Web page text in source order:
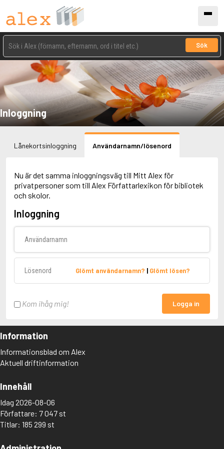
Sök
Inloggning
Lånekortsinloggning Användarnamn/lösenord
Nu är det samma inloggningsväg till Mitt Alex för
privatpersoner som till Alex Författarlexikon för bibliotek
och skolor.
Inloggning
Glömt användarnamn? | Glömt lösen?
Kom ihåg mig! Logga in
Information
Informationsblad om Alex
Aktuell driftinformation
Innehåll
Idag 2026-08-06
Författare: 7 047 st
Titlar: 185 299 st